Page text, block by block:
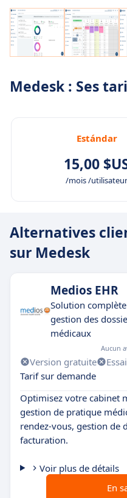
Medesk : Ses
Estándar
15,00
/mois /utilisateur
Alternatives
sur Medesk
Medios EHR
Solution
gestion des
médicaux
Aucun
Version gratuite
Tarif sur demande
Optimisez votre cabinet
gestion de pratique
rendez-vous, gestion de
facturation.
Voir plus de détails
En